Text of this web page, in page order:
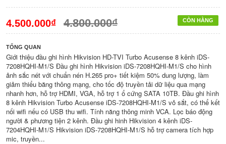
CÒN HÀNG
4.500.000₫ 4.800.000₫
TỔNG QUAN
Giới thiệu đầu ghi hình Hikvision HD-TVI Turbo Acusense 8 kênh iDS-
7208HQHI-M1/S Đầu ghi hình Hikvision iDS-7208HQHI-M1/S cho hình
ảnh sắc nét với chuẩn nén H.265 pro+ tiết kiệm 50% dung lượng, làm
giảm thiểu băng thông mạng, cho tốc độ truyền tải dữ liệu qua mạng
nhanh hơn, hỗ trợ HDMI, VGA, hỗ trợ 1 ổ cứng SATA 10TB. Đầu ghi hình
8 kênh Hikvision Turbo Acusense iDS-7208HQHI-M1/S vỏ sắt, có thể kết
nối wifi nếu có USB thu wifi. Tính năng thông minh VCA. Lọc báo động
người & phương tiện 2 kênh. Đầu ghi hinh Hikvision 4 kênh iDS-
7204HQHI-M1/S Hikvision iDS-7208HQHI-M1/S hỗ trợ camera tích hợp
mic, truyền...